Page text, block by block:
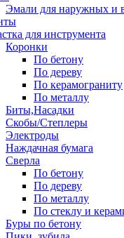
Эмали для наружных и
для инструмента
Коронки
По бетону
По дереву
По керамограниту
По металлу
Биты,Насадки
Скобы/Степлеры
Электроды
Наждачная бумага
Сверла
По бетону
По дереву
По металлу
По стеклу и
Буры по бетону